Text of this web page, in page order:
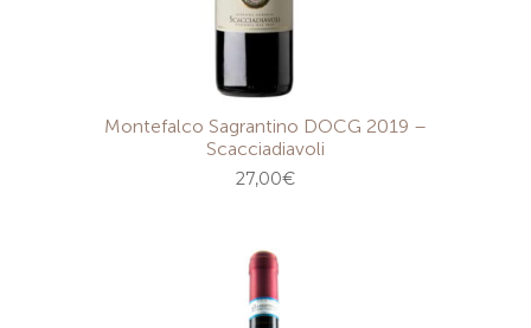
Montefalco Sagrantino DOCG 2019 –
Scacciadiavoli
27,00€